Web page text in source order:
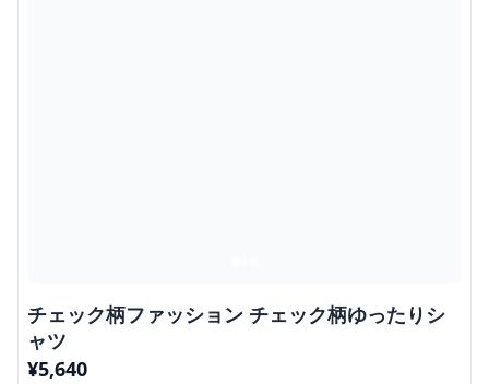
チェック柄ファッション チェック柄ゆったりシ
ャツ
¥5,640